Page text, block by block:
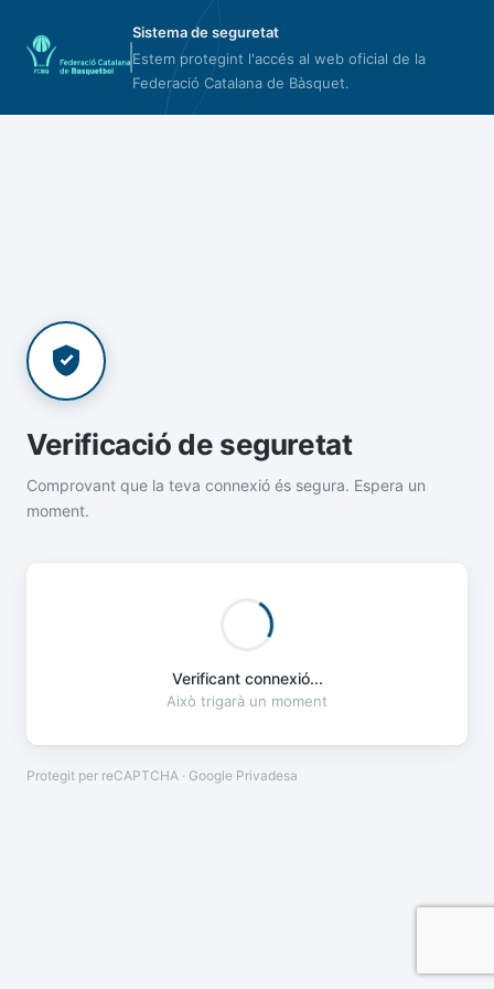
Sistema de seguretat
Estem protegint l'accés al web oficial de la
Federació Catalana de Bàsquet.
Verificació de seguretat
Comprovant que la teva connexió és segura. Espera un
moment.
Verificant connexió...
Això trigarà un moment
Protegit per reCAPTCHA · Google Privadesa